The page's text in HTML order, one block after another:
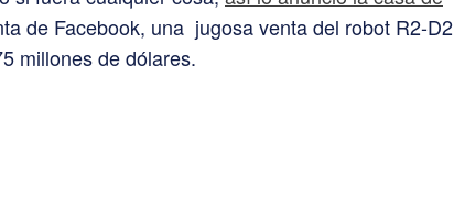
de Facebook, una jugosa venta del robot R2-D2
millones de dólares.